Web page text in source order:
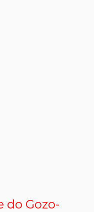
do Gozo-